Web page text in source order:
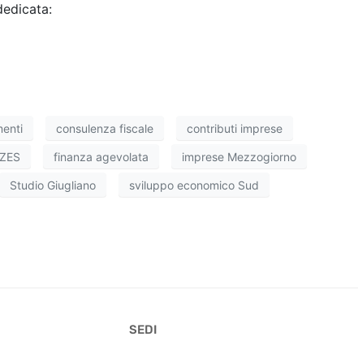
consulenza fiscale contributi imprese
finanza agevolata imprese Mezzogiorno
Studio Giugliano sviluppo economico Sud
SEDI